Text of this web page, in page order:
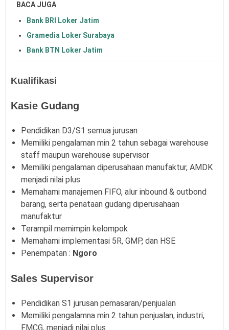
BACA JUGA
Bank BRI Loker Jatim
Gramedia Loker Surabaya
Bank BTN Loker Jatim
Kualifikasi
Kasie Gudang
Pendidikan D3/S1 semua jurusan
Memiliki pengalaman min 2 tahun sebagai warehouse
staff maupun warehouse supervisor
Memiliki pengalaman diperusahaan manufaktur, AMDK
menjadi nilai plus
Memahami manajemen FIFO, alur inbound & outbond
barang, serta penataan gudang diperusahaan
manufaktur
Terampil memimpin kelompok
Memahami implementasi 5R, GMP, dan HSE
Penempatan : Ngoro
Sales Supervisor
Pendidikan S1 jurusan pemasaran/penjualan
Memiliki pengalamna min 2 tahun penjualan, industri,
FMCG, menjadi nilai plus